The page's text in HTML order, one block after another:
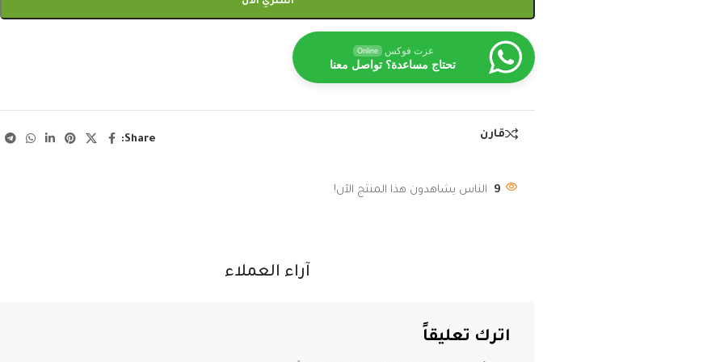
عزت فوكس Online
تحتاج مساعدة؟ تواصل معنا
قارن Share:
9 الناس يشاهدون هذا المنتج الآن!
آراء العملاء
اترك تعليقاً